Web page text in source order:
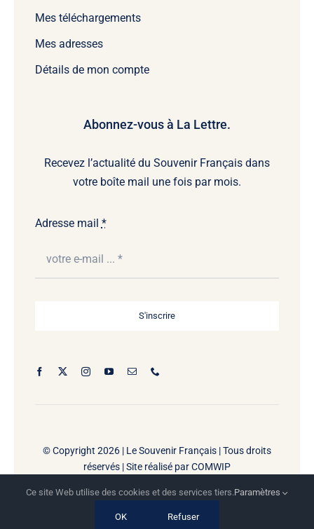
Mes téléchargements
Mes adresses
Détails de mon compte
Abonnez-vous à La Lettre.
Recevez l’actualité du Souvenir Français dans
votre boîte mail une fois par mois.
Adresse mail *
S'inscrire
© Copyright 2026 | Le Souvenir Français | Tous droits
réservés | Site réalisé parCOMWIP
Ce site Web utilise des cookies et des services tiers.Paramètres
OK Refuser